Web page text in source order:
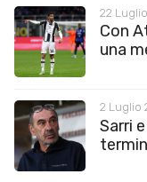
22
Con
una
2 Luglio
Sarri